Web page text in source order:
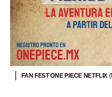
FAN FEST ONE PIECE NETFLIX